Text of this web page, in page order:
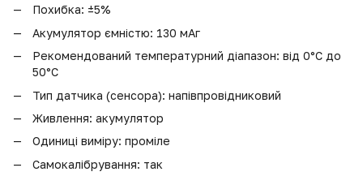
Похибка: ±5%
Акумулятор ємністю: 130 мАг
Рекомендований температурний діапазон: від 0°C до
50°C
Тип датчика (сенсора): напівпровідниковий
Живлення: акумулятор
Одиниці виміру: проміле
Самокалібрування: так